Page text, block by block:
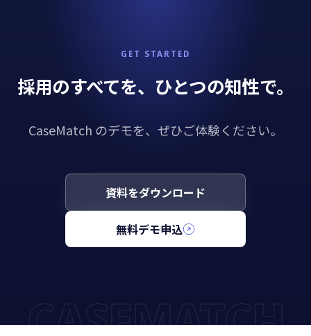
CASEMATCH
GET STARTED
採用のすべてを、ひとつの知性で。
CaseMatch のデモを、ぜひご体験ください。
資料をダウンロード
無料デモ申込